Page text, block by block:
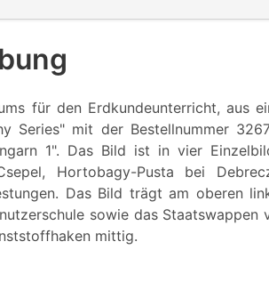
für den Erdkundeunterricht, aus
Series" mit der Bestellnummer
1". Das Bild ist in vier
Hortobagy-Pusta bei
Das Bild trägt am oberen
sowie das Staatswappen
mittig.